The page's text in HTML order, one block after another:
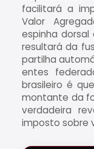
facilitará a
Valor
espinha dorsal
resultará da
partilha
entes
brasileiro é
montante da
verdadeira
imposto sobre